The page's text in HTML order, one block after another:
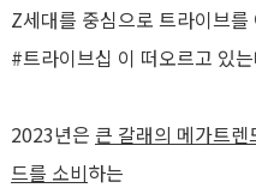
Z세대를 중심으로 트라이브
#트라이브십 이 떠오르고 있
2023년은 큰 갈래의 메가트
드를 소비하는